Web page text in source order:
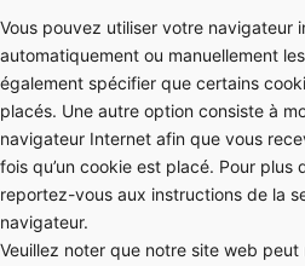
Vous pouvez utiliser votre navigateur
automatiquement ou manuellement
également spécifier que certains
placés. Une autre option consiste à
navigateur Internet afin que vous
fois qu’un cookie est placé. Pour plus
reportez-vous aux instructions de la
navigateur.
Veuillez noter que notre site web